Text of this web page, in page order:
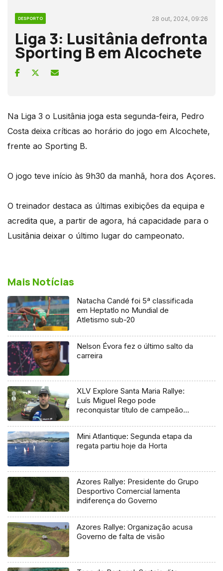
DESPORTO 28 out, 2024, 09:26
Liga 3: Lusitânia defronta
Sporting B em Alcochete
Na Liga 3 o Lusitânia joga esta segunda-feira, Pedro
Costa deixa críticas ao horário do jogo em Alcochete,
frente ao Sporting B.
O jogo teve início às 9h30 da manhã, hora dos Açores.
O treinador destaca as últimas exibições da equipa e
acredita que, a partir de agora, há capacidade para o
Lusitânia deixar o último lugar do campeonato.
Mais Notícias
Natacha Candé foi 5ª classificada
em Heptatlo no Mundial de
Atletismo sub-20
Nelson Évora fez o último salto da
carreira
XLV Explore Santa Maria Rallye:
Luís Miguel Rego pode
reconquistar título de campeão
Mini Atlantique: Segunda etapa da
regata partiu hoje da Horta
Azores Rallye: Presidente do Grupo
Desportivo Comercial lamenta
indiferença do Governo
Azores Rallye: Organização acusa
Governo de falta de visão